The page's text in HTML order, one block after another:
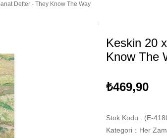
Defter - They Know The Way
Keskin 20
Know The
₺469,90
Stok Kodu
(E-
Kategori : Her